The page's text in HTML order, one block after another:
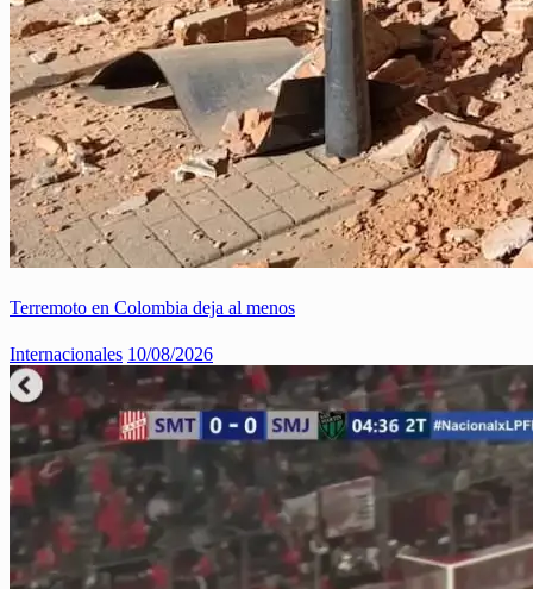
Terremoto en Colombia deja al menos
Internacionales 10/08/2026